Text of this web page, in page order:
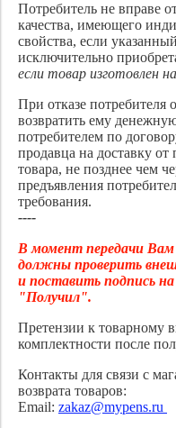
Потребитель не вправе
качества, имеющего
свойства, если
исключительно
если товар изготовлен
При отказе потребителя
возвратить ему
потребителем по
продавца на доставку от
товара, не позднее чем
предъявления
требования.
----
В момент передачи
должны проверить
и поставить подпись на
"Получил".
Претензии к товарному
комплектности после
Контакты для связи с
возврата товаров:
Email: zakaz@mypens.ru